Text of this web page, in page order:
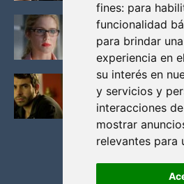
fines: para
funcionalidad
para brindar
experiencia en
su interés en
y servicios y
interacciones
mostrar
relevantes para
FELICITY (EMILY BETT
MAS BONITAS DE LA
Noviembre 30, 2013
BLACK MIRROR: TODA
LA CRITICA
Mayo 17, 2012